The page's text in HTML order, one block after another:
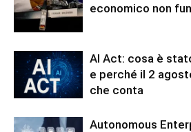
economico non
AI Act: cosa è
e perché il 2
che conta
Autonomous